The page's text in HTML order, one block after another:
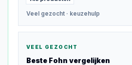
Veel gezocht · keuzehulp
VEEL GEZOCHT
Beste Fohn vergelijken